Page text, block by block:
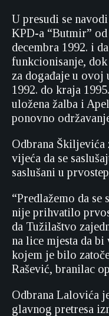
U presudi se
KPD-a “Butmir”
decembra 1992. i
funkcionisanje,
za događaje u ovoj
1992. do kraja
uložena žalba i
ponovno
Odbrana
vijeća da se
saslušani u
“Predlažemo da se
nije prihvatilo
da Tužilaštvo
na lice mjesta da
kojem je bilo
Rašević, branilac
Odbrana Lalovića
glavnog pretresa